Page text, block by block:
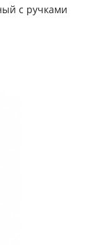
с ручками